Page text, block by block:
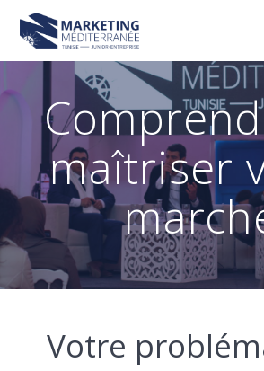
maîtriser
Votre